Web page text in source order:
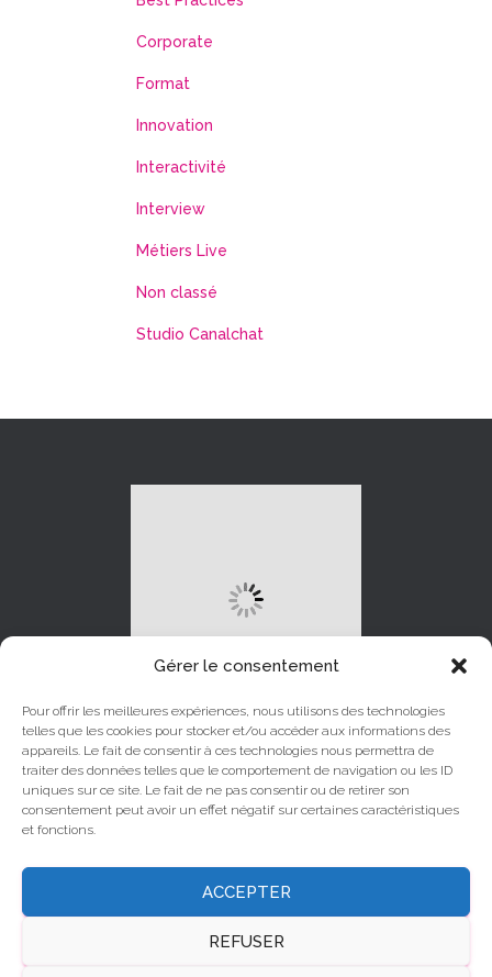
Gérer le consentement
Pour offrir les meilleures expériences, nous utilisons des technologies
telles que les cookies pour stocker et/ou accéder aux informations des
appareils. Le fait de consentir à ces technologies nous permettra de
traiter des données telles que le comportement de navigation ou les ID
uniques sur ce site. Le fait de ne pas consentir ou de retirer son
consentement peut avoir un effet négatif sur certaines caractéristiques
et fonctions.
ACCEPTER
REFUSER
Corporate
Format
Innovation
Interactivité
Interview
Métiers Live
Non classé
Studio Canalchat
LINKEDIN INSTAGRAM
X